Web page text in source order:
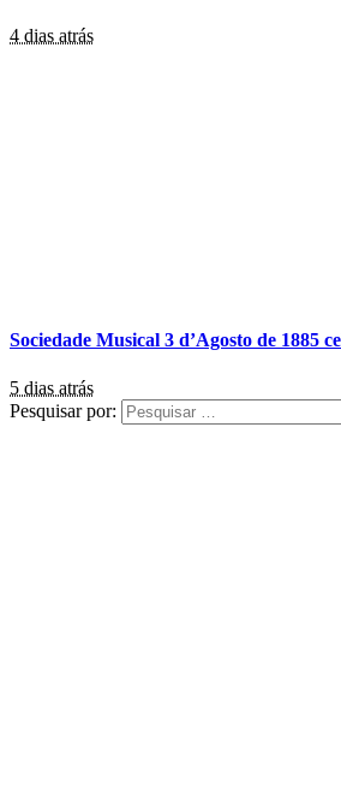
4 dias atrás
Sociedade Musical 3 d’Agosto de 1885
5 dias atrás
Pesquisar por: